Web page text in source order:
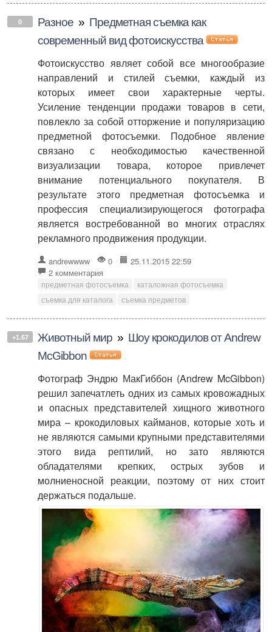
0 Разное » Предметная съемка как
современный вид фотоискусства
Фотоискусство являет собой все многообразие
направлений и стилей съемки, каждый из
которых имеет свои характерные черты.
Усиление тенденции продажи товаров в сети,
повлекло за собой отторжение и популяризацию
предметной фотосъемки. Подобное явление
связано с необходимостью качественной
визуализации товара, которое привлечет
внимание потенциального покупателя. В
результате этого предметная фотосъемка и
профессия специализирующегося фотографа
является востребованной во многих отраслях
рекламного продвижения продукции.
andrewwww 0
25.11.2015 22:59
2 комментария
предметная фотосъемка
каталожная фотосъемка
съемка для каталога
съемка предметов
+1.67 Животный мир » Шоу крокодилов от Andrew
McGibbon
Фотограф Эндрю МакГиббон (Andrew McGibbon)
решил запечатлеть одних из самых кровожадных
и опасных представителей хищного животного
мира – крокодиловых кайманов, которые хоть и
не являются самыми крупными представителями
этого вида рептилий, но зато являются
обладателями крепких, острых зубов и
молниеносной реакции, поэтому от них стоит
держаться подальше.